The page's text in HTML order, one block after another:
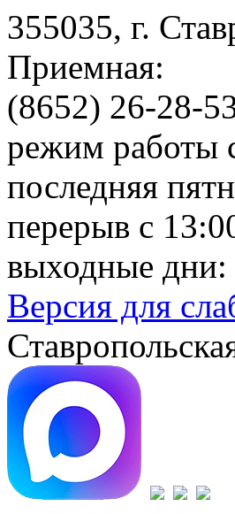
355035, г.
Приемная:
(8652) 26-28-
режим работы
последняя
перерыв с
выходные дни:
Версия для